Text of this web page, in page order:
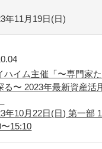
年11月19日(日)
ハイム主催「〜専門家
る〜 2023年最新資産活
年10月22日(日) 第一部
15:10